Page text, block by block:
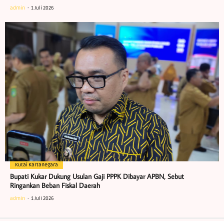
admin 1 Juli 2026
Kutai Kartanegara
Bupati Kukar Dukung Usulan Gaji PPPK Dibayar APBN, Sebut
Ringankan Beban Fiskal Daerah
admin 1 Juli 2026